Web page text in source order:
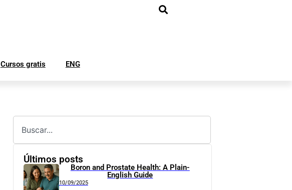
Cursos gratis ENG
Últimos posts
Boron and Prostate Health: A Plain-
English Guide
10/09/2025